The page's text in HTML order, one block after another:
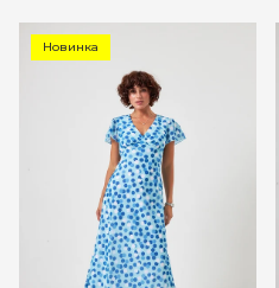
Новинка